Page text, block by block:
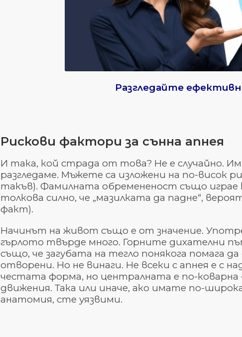
Разгледайте
Рискови фактори за сънна апнея
И така, кой страда от това? Не е случайно.
разгледаме. Мъжете са изложени на по-висок
такъв). Фамилната обремененост също играе
толкова силно, че „мазилката да падне“,
факт).
Начинът на живот също е от значение.
гърлото твърде много. Горните дихателни
също, че загубата на тегло понякога помага
отворени. Но не винаги. Не всеки с апнея е с
честата форма, но централната е по-коварна
движения. Така или иначе, ако имате по-
анатомия, сте уязвими.